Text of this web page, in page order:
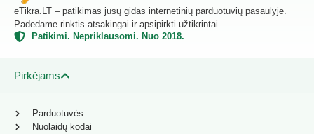
eTikra.LT – patikimas jūsų gidas internetinių parduotuvių pasaulyje.
Padedame rinktis atsakingai ir apsipirkti užtikrintai.
Patikimi. Nepriklausomi. Nuo 2018.
Pirkėjams
Parduotuvės
Nuolaidų kodai